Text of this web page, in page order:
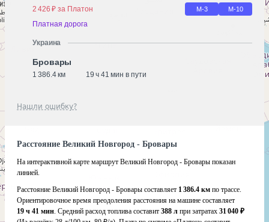
2 426 ₽ за Платон
М-3 М-10
Платная дорога
Украина
Бровары
1 386.4 км 19 ч 41 мин в пути
Нашли ошибку?
Расстояние Великий Новгород - Бровары
На интерактивной карте маршрут Великий Новгород - Бровары показан
линией.
Расстояние Великий Новгород - Бровары составляет 1 386.4 км по трассе.
Ориентировочное время преодоления расстояния на машине составляет
19 ч 41 мин. Средний расход топлива составит 388 л при затратах 31 040 ₽